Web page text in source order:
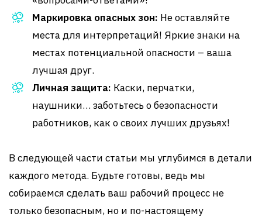
Маркировка опасных зон: Не оставляйте
места для интерпретаций! Яркие знаки на
местах потенциальной опасности – ваша
лучшая друг.
Личная защита: Каски, перчатки,
наушники… заботьтесь о безопасности
работников, как о своих лучших друзьях!
В следующей части статьи мы углубимся в детали
каждого метода. Будьте готовы, ведь мы
собираемся сделать ваш рабочий процесс не
только безопасным, но и по-настоящему